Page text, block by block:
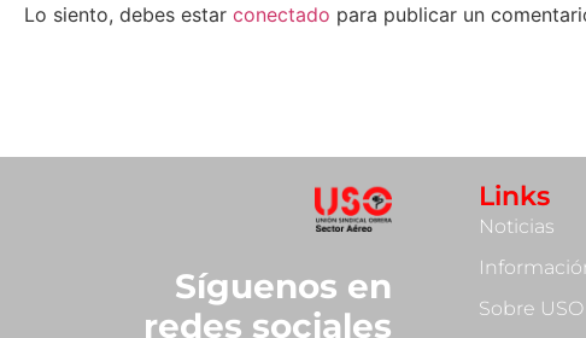
Lo siento, debes estar conectado para publicar un
Síguenos en
redes sociales
Links
Noticias
Sobre USO